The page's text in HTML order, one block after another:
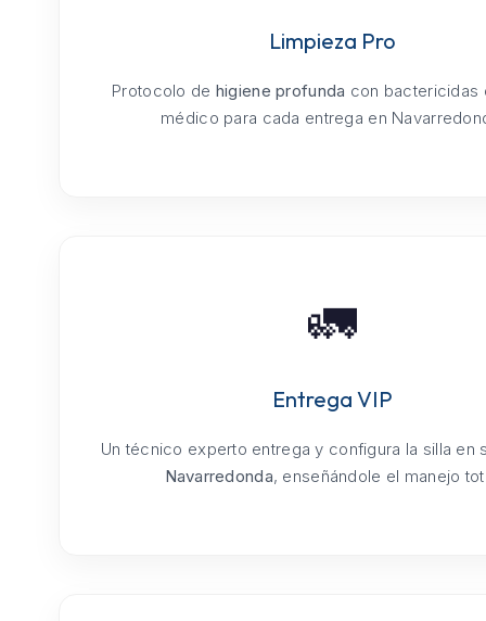
Limpieza Pro
Protocolo de higiene profunda con bactericidas
médico para cada entrega en
🚛
Entrega VIP
Un técnico experto entrega y configura la silla en
Navarredonda, enseñándole el manejo